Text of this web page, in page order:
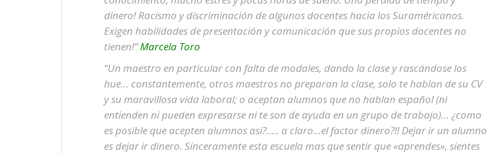
dinero! Racismo y discriminación de algunos docentes hacia los Suraméricanos.
Exigen habilidades de presentación y comunicación que sus propios docentes no
tienen!”Marcela Toro
“Un maestro en particular con falta de modales, dando la clase y rascándose los
hue… constantemente, otros maestros no preparan la clase, solo te hablan de su CV
y su maravillosa vida laboral; o aceptan alumnos que no hablan español (ni
entienden ni pueden expresarse ni te son de ayuda en un grupo de trabajo)… ¿como
es posible que acepten alumnos asi?….. a claro…el factor dinero?!! Dejar ir un alumno
es dejar ir dinero. Sinceramente esta escuela mas que sentir que «aprendes», sientes